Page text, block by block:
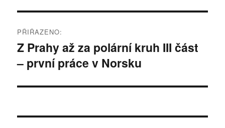
pro
příspěvek
PŘIŘAZENO:
Z Prahy až za polární kruh III část
– první práce v Norsku